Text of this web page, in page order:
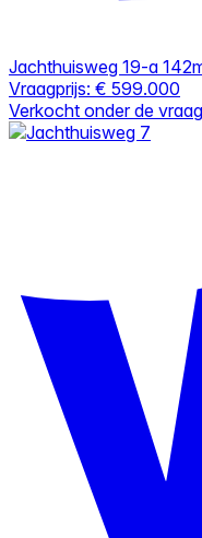
Jachthuisweg 19-a
Vraagprijs: € 599.000
Verkocht onder de